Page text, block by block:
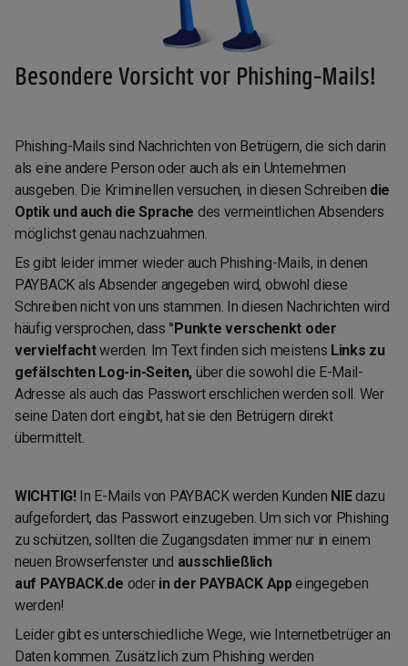
Besondere Vorsicht vor Phishing-Mails!
Phishing-Mails sind Nachrichten von Betrügern, die sich darin
als eine andere Person oder auch als ein Unternehmen
ausgeben. Die Kriminellen versuchen, in diesen Schreiben die
Optik und auch die Sprache des vermeintlichen Absenders
möglichst genau nachzuahmen.
Es gibt leider immer wieder auch Phishing-Mails, in denen
PAYBACK als Absender angegeben wird, obwohl diese
Schreiben nicht von uns stammen. In diesen Nachrichten wird
häufig versprochen, dass °Punkte verschenkt oder
vervielfachtwerden. Im Text finden sich meistens Links zu
gefälschten Log-in-Seiten, über die sowohl die E-Mail-
Adresse als auch das Passwort erschlichen werden soll. Wer
seine Daten dort eingibt, hat sie den Betrügern direkt
übermittelt.
WICHTIG!In E-Mails von PAYBACK werden Kunden NIEdazu
aufgefordert, das Passwort einzugeben. Um sich vor Phishing
zu schützen, sollten die Zugangsdaten immer nur in einem
neuen Browserfenster und ausschließlich
auf PAYBACK.de oder in der PAYBACK Appeingegeben
werden!
Leider gibt es unterschiedliche Wege, wie Internetbetrüger an
Daten kommen. Zusätzlich zum Phishing werden